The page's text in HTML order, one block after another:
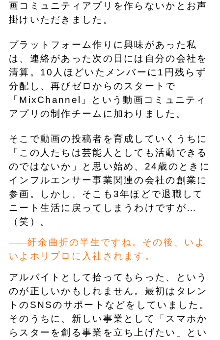
画コミュニティアプリを作らないかとお声
掛けいただきました。
プラットフォーム作りに興味があった私
は、連絡があった次の日には自分の会社を
清算。10人ほどいたメンバーに1円残らず
分配し、再びゼロからのスタートで
「MixChannel」という動画コミュニティ
アプリの制作チームに加わりました。
そこで動画の投稿者を育成していくうちに
「この人たちは芸能人としても活動できる
のではないか」と思い始め、24歳のときに
インフルエンサー事業関連の会社の創業に
参画。しかし、そこも3年ほどで退職して
ニート生活に戻ってしまうわけですが…
（笑）。
紆余曲折の半生ですね。その後、いよ
いよホリプロに入社されます。
アルバイトとして拾ってもらった、という
のが正しいかもしれません。最初はタレン
トのSNSのサポートなどをしていました。
そのうちに、新しい事業として「スマホか
らスターを創る事業を立ち上げたい」とい